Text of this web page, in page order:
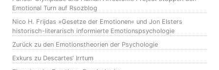
Emotional Turn auf Rsozblog
Nico H. Frijdas »Gesetze der Emotionen« und Jon Elsters
historisch-literarisch informierte Emotionspsychologie
Zurück zu den Emotionstheorien der Psychologie
Exkurs zu Descartes‘ Irrtum